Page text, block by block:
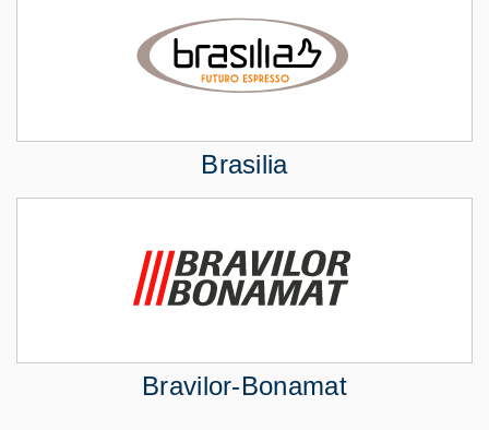
Brasilia
Bravilor-Bonamat